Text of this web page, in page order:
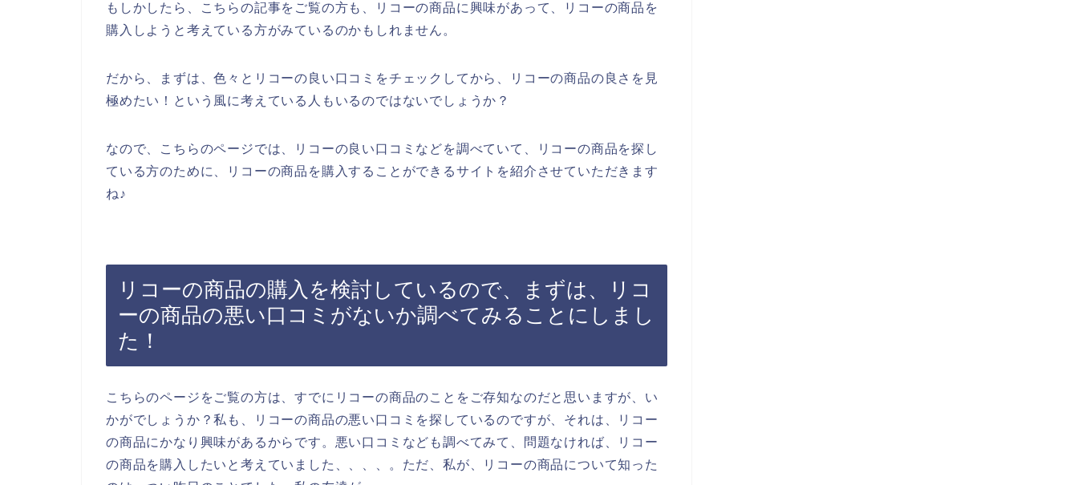
もしかしたら、こちらの記事をご覧の方も、リコーの商品に興味があって、リコーの商品を
購入しようと考えている方がみているのかもしれません。
だから、まずは、色々とリコーの良い口コミをチェックしてから、リコーの商品の良さを見
極めたい！という風に考えている人もいるのではないでしょうか？
なので、こちらのページでは、リコーの良い口コミなどを調べていて、リコーの商品を探し
ている方のために、リコーの商品を購入することができるサイトを紹介させていただきます
ね♪
リコーの商品の購入を検討しているので、まずは、リコ
ーの商品の悪い口コミがないか調べてみることにしまし
た！
こちらのページをご覧の方は、すでにリコーの商品のことをご存知なのだと思いますが、い
かがでしょうか？私も、リコーの商品の悪い口コミを探しているのですが、それは、リコー
の商品にかなり興味があるからです。悪い口コミなども調べてみて、問題なければ、リコー
の商品を購入したいと考えていました、、、、。ただ、私が、リコーの商品について知った